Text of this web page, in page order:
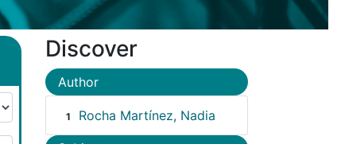
Discover
Author
1 Rocha Martínez, Nadia